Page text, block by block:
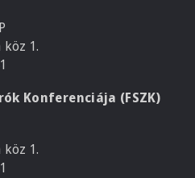
köz 1.
Konferenciája (FSZK)
köz 1.